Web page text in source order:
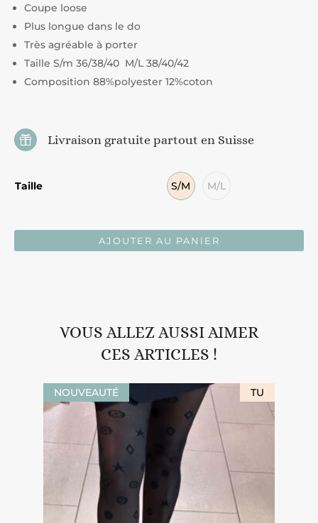
Coupe loose
Plus longue dans le do
Très agréable à porter
Taille S/m 36/38/40 M/L 38/40/42
Composition 88%polyester 12%coton
 Livraison gratuite partout en Suisse
Taille S/M M/L
AJOUTER AU PANIER
VOUS ALLEZ AUSSI AIMER
CES ARTICLES !
TU
NOUVEAUTÉ